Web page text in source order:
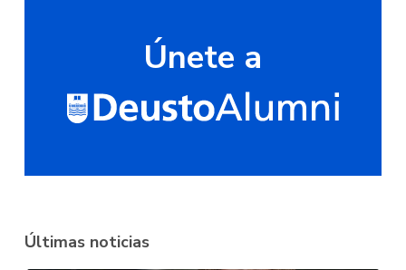
Únete a
Últimas noticias